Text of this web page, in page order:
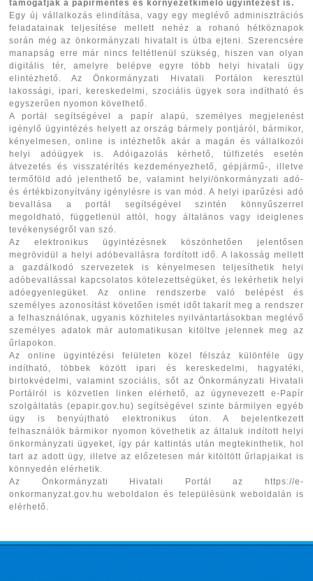
támogatják a papírmentes és környezetkímélő ügyintézést is.
Egy új vállalkozás elindítása, vagy egy meglévő adminisztrációs
feladatainak teljesítése mellett nehéz a rohanó hétköznapok
során még az önkormányzati hivatalt is útba ejteni. Szerencsére
manapság erre már nincs feltétlenül szükség, hiszen van olyan
digitális tér, amelyre belépve egyre több helyi hivatali ügy
elintézhető. Az Önkormányzati Hivatali Portálon keresztül
lakossági, ipari, kereskedelmi, szociális ügyek sora indítható és
egyszerűen nyomon követhető.
A portál segítségével a papír alapú, személyes megjelenést
igénylő ügyintézés helyett az ország bármely pontjáról, bármikor,
kényelmesen, online is intézhetők akár a magán és vállalkozói
helyi adóügyek is. Adóigazolás kérhető, túlfizetés esetén
átvezetés és visszatérítés kezdeményezhető, gépjármű-, illetve
termőföld adó jelenthető be, valamint helyi/önkormányzati adó-
és értékbizonyítvány igénylésre is van mód. A helyi iparűzési adó
bevallása a portál segítségével szintén könnyűszerrel
megoldható, függetlenül attól, hogy általános vagy ideiglenes
tevékenységről van szó.
Az elektronikus ügyintézésnek köszönhetően jelentősen
megrövidül a helyi adóbevallásra fordított idő. A lakosság mellett
a gazdálkodó szervezetek is kényelmesen teljesíthetik helyi
adóbevallással kapcsolatos kötelezettségüket, és lekérhetik helyi
adóegyenlegüket. Az online rendszerbe való belépést és
személyes azonosítást követően ismét időt takarít meg a rendszer
a felhasználónak, ugyanis közhiteles nyilvántartásokban meglévő
személyes adatok már automatikusan kitöltve jelennek meg az
űrlapokon.
Az online ügyintézési felületen közel félszáz különféle ügy
indítható, többek között ipari és kereskedelmi, hagyatéki,
birtokvédelmi, valamint szociális, sőt az Önkormányzati Hivatali
Portálról is közvetlen linken elérhető, az úgynevezett e-Papír
szolgáltatás (epapir.gov.hu) segítségével szinte bármilyen egyéb
ügy is benyújtható elektronikus úton. A bejelentkezett
felhasználók bármikor nyomon követhetik az általuk indított helyi
önkormányzati ügyeket, így pár kattintás után megtekinthetik, hol
tart az adott ügy, illetve az előzetesen már kitöltött űrlapjaikat is
könnyedén elérhetik.
Az Önkormányzati Hivatali Portál az https://e-
onkormanyzat.gov.hu weboldalon és településünk weboldalán is
elérhető.